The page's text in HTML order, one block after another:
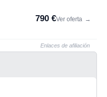
790 €Ver oferta →
Enlaces de afiliación